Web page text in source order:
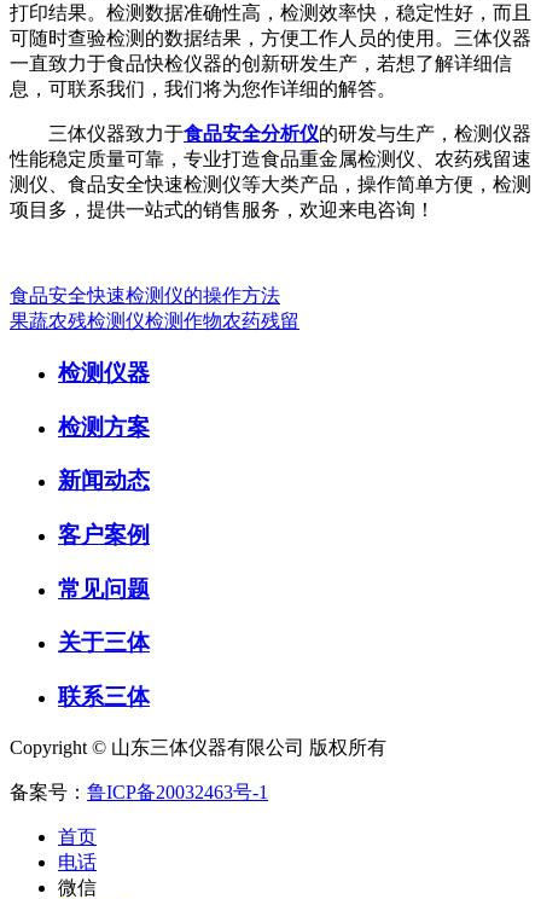
打印结果。检测数据准确性高，检测效率快，稳定性好，而且
可随时查验检测的数据结果，方便工作人员的使用。三体仪器
一直致力于食品快检仪器的创新研发生产，若想了解详细信
息，可联系我们，我们将为您作详细的解答。
三体仪器致力于食品安全分析仪的研发与生产，检测仪器
性能稳定质量可靠，专业打造食品重金属检测仪、农药残留速
测仪、食品安全快速检测仪等大类产品，操作简单方便，检测
项目多，提供一站式的销售服务，欢迎来电咨询！
食品安全快速检测仪的操作方法
果蔬农残检测仪检测作物农药残留
检测仪器
检测方案
新闻动态
客户案例
常见问题
关于三体
联系三体
Copyright © 山东三体仪器有限公司 版权所有
备案号： 鲁ICP备20032463号-1
首页
电话
微信